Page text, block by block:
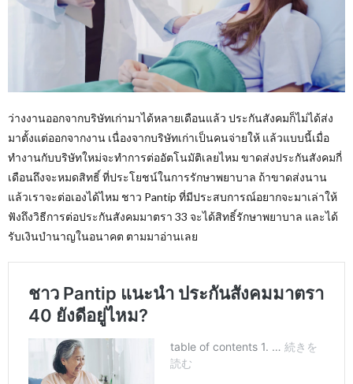
ว่างงานออกจากบริษัทเก่ามาได้หลายเดือนแล้ว ประกันสังคมก็ไม่ได้ส่ง
มาตั้งแต่ออกจากงาน เนื่องจากบริษัทเก่าเป็นคนจ่ายให้ แล้วแบบนี้เมื่อ
ทำงานกับบริษัทใหม่จะทำการต่ออัตโนมัติเลยไหม ขาดส่งประกันสังคมกี่
เดือนถึงจะหมดสิทธิ์ ที่ประโยชน์ในการรักษาพยาบาล ถ้าขาดส่งนาน
แล้วเราจะต่อเองได้ไหม ชาว Pantip ที่มีประสบการณ์อยากจะมาเล่าให้
ฟังถึงวิธีการต่อประกันสังคมมาตรา 33 จะได้สิทธิ์รักษาพยาบาล และได้
รับเงินบำนาญในอนาคต ตามมาอ่านเลย